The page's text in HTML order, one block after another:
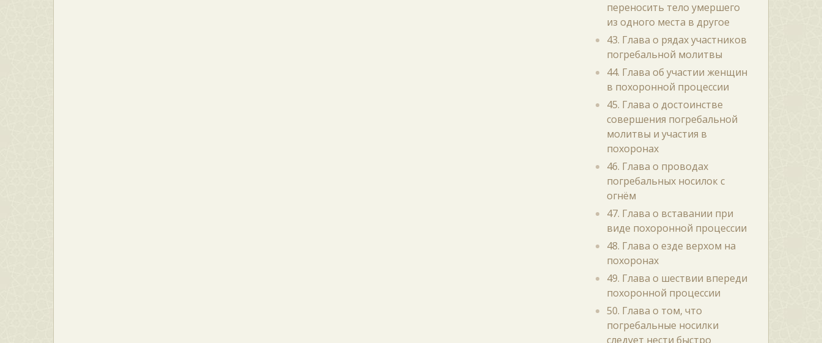
переносить тело умершего
из одного места в другое
43. Глава о рядах участников
погребальной молитвы
44. Глава об участии женщин
в похоронной процессии
45. Глава о достоинстве
совершения погребальной
молитвы и участия в
похоронах
46. Глава о проводах
погребальных носилок с
огнём
47. Глава о вставании при
виде похоронной процессии
48. Глава о езде верхом на
похоронах
49. Глава о шествии впереди
похоронной процессии
50. Глава о том, что
погребальные носилки
следует нести быстро